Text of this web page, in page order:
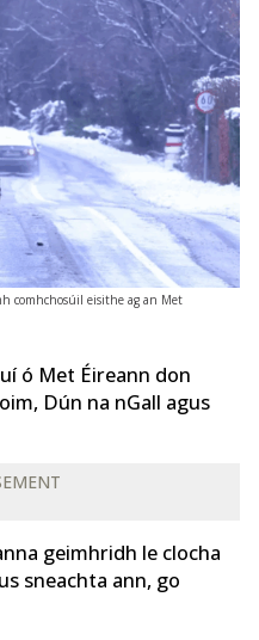
comhchosúil eisithe ag an Met
ó Met Éireann don
Dún na nGall agus
geimhridh le clocha
sneachta ann, go